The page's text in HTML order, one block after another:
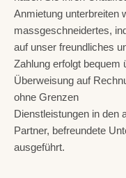
Anmietung unterbreiten
massgeschneidertes,
auf unser freundliches
Zahlung erfolgt bequem
Überweisung auf
ohne Grenzen
Dienstleistungen in den
Partner, befreundete
ausgeführt.